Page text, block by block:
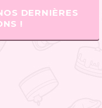
DERNIÈRES
!